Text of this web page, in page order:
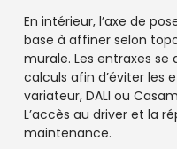
En intérieur, l’axe de
base à affiner selon
murale. Les entraxes
calculs afin d’éviter les
variateur, DALI ou
L’accès au driver et la
maintenance.